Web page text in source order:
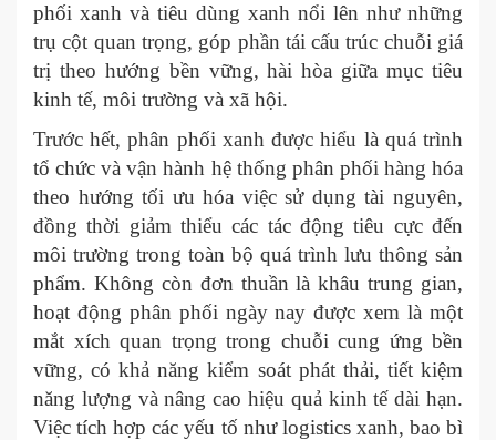
phối xanh và tiêu dùng xanh nổi lên như những
trụ cột quan trọng, góp phần tái cấu trúc chuỗi giá
trị theo hướng bền vững, hài hòa giữa mục tiêu
kinh tế, môi trường và xã hội.
Trước hết, phân phối xanh được hiểu là quá trình
tổ chức và vận hành hệ thống phân phối hàng hóa
theo hướng tối ưu hóa việc sử dụng tài nguyên,
đồng thời giảm thiểu các tác động tiêu cực đến
môi trường trong toàn bộ quá trình lưu thông sản
phẩm. Không còn đơn thuần là khâu trung gian,
hoạt động phân phối ngày nay được xem là một
mắt xích quan trọng trong chuỗi cung ứng bền
vững, có khả năng kiểm soát phát thải, tiết kiệm
năng lượng và nâng cao hiệu quả kinh tế dài hạn.
Việc tích hợp các yếu tố như logistics xanh, bao bì